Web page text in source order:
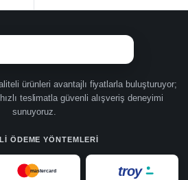
ürünleri avantajlı fiyatlarla buluşturuyor;
teslimatla güvenli alışveriş deneyimi
sunuyoruz.
ÖDEME YÖNTEMLERI
mastercard troy